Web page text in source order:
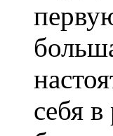
себя